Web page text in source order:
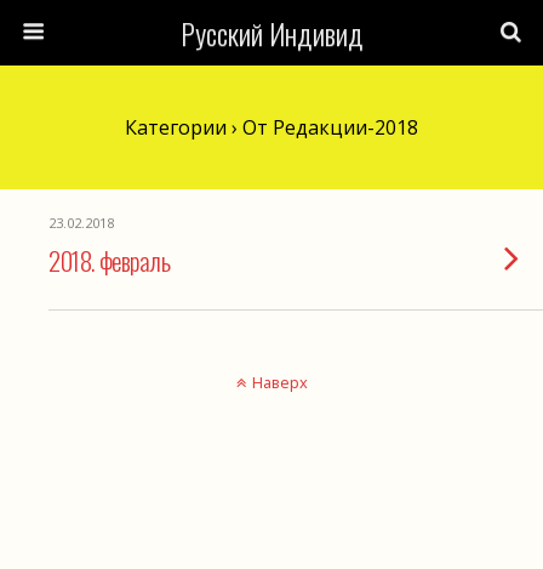
Русский Индивид
Категории › От Редакции-2018
23.02.2018
2018. февраль
Наверх